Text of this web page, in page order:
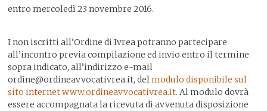
entro mercoledì 23 novembre 2016.
I non iscritti all’Ordine di Ivrea potranno partecipare
all’incontro previa compilazione ed invio entro il termine
sopra indicato, all’indirizzo e-mail
ordine@ordineavvocativrea.it, delmodulo disponibile sul
sito internet www.ordineavvocativrea.it. Al modulo dovrà
essere accompagnata la ricevuta di avvenuta disposizione